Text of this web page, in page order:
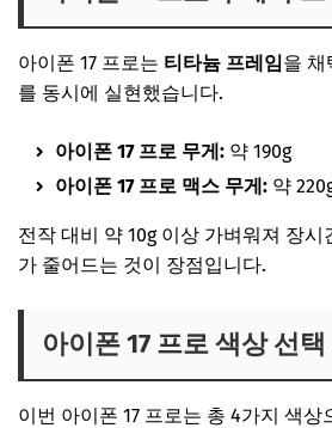
아이폰 17 프로는 티타늄 프레임을 채
를 동시에 실현했습니다.
아이폰 17 프로 무게: 약 190g
아이폰 17 프로 맥스 무게: 약
전작 대비 약 10g 이상 가벼워져 장
가 줄어드는 것이 장점입니다.
아이폰 17 프로 색상 선
이번 아이폰 17 프로는 총 4가지 색상